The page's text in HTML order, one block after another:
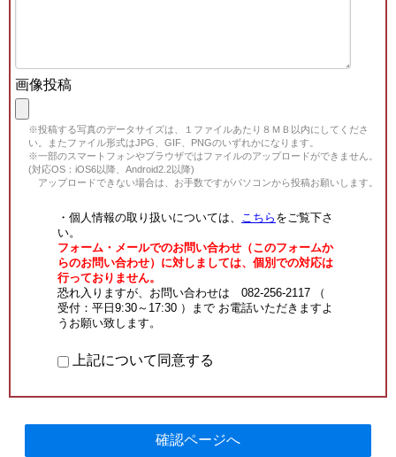
画像投稿
※投稿する写真のデータサイズは、１ファイルあたり８ＭＢ以内にしてくださ
い。またファイル形式はJPG、GIF、PNGのいずれかになります。
※一部のスマートフォンやブラウザではファイルのアップロードができません。
(対応OS：iOS6以降、Android2.2以降)
アップロードできない場合は、お手数ですがパソコンから投稿お願いします。
・個人情報の取り扱いについては、 こちら をご覧下さ
い。
フォーム・メールでのお問い合わせ（このフォームか
らのお問い合わせ）に対しましては、個別での対応は
行っておりません。
恐れ入りますが、お問い合わせは 082-256-2117 （
受付：平日9:30～17:30 ）まで お電話いただきますよ
うお願い致します。
上記について同意する
確認ページへ